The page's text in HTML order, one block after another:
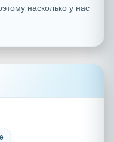
насколько у нас